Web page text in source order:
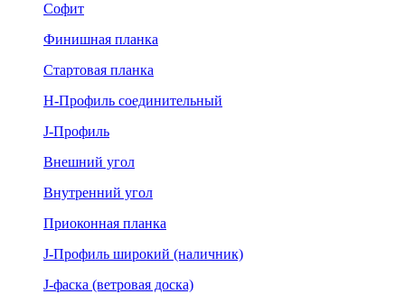
Софит
Финишная планка
Стартовая планка
Н-Профиль соединительный
J-Профиль
Внешний угол
Внутренний угол
Приоконная планка
J-Профиль широкий (наличник)
J-фаска (ветровая доска)